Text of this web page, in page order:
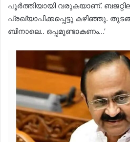
പൂർത്തിയായി വരുകയാണ്.
പ്രഖ്യാപിക്കപ്പെട്ടു കഴിഞ്ഞു.
ബിനാലെ.. ഒപ്പമുണ്ടാകണം…’